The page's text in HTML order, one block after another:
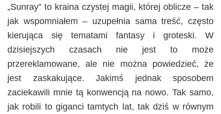
„Sunray” to kraina czystej magii, której oblicze – tak
jak wspomniałem – uzupełnia sama treść, często
kierująca się tematami fantasy i groteski. W
dzisiejszych czasach nie jest to może
przereklamowane, ale nie można powiedzieć, że
jest zaskakujące. Jakimś jednak sposobem
zaciekawili mnie tą konwencją na nowo. Tak samo,
jak robili to giganci tamtych lat, tak dziś w równym